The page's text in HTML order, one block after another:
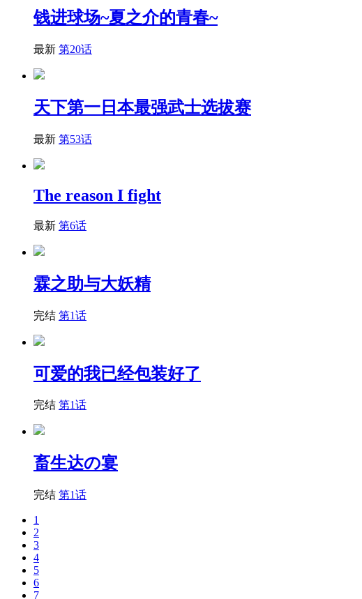
钱进球场~夏之介的青春~
最新 第20话
天下第一日本最强武士选拔赛
最新 第53话
The reason I fight
最新 第6话
霖之助与大妖精
完结 第1话
可爱的我已经包装好了
完结 第1话
畜生达の宴
完结 第1话
1
2
3
4
5
6
7